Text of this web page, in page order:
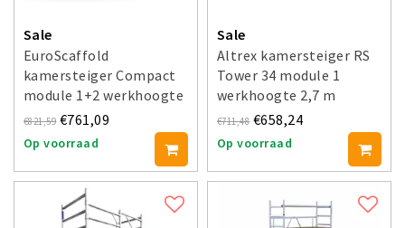
Sale
EuroScaffold
kamersteiger Compact
module 1+2 werkhoogte
3,5 m
€821,59 €761,09
Op voorraad
Sale
Altrex kamersteiger RS
Tower 34 module 1
werkhoogte 2,7 m
€711,48 €658,24
Op voorraad